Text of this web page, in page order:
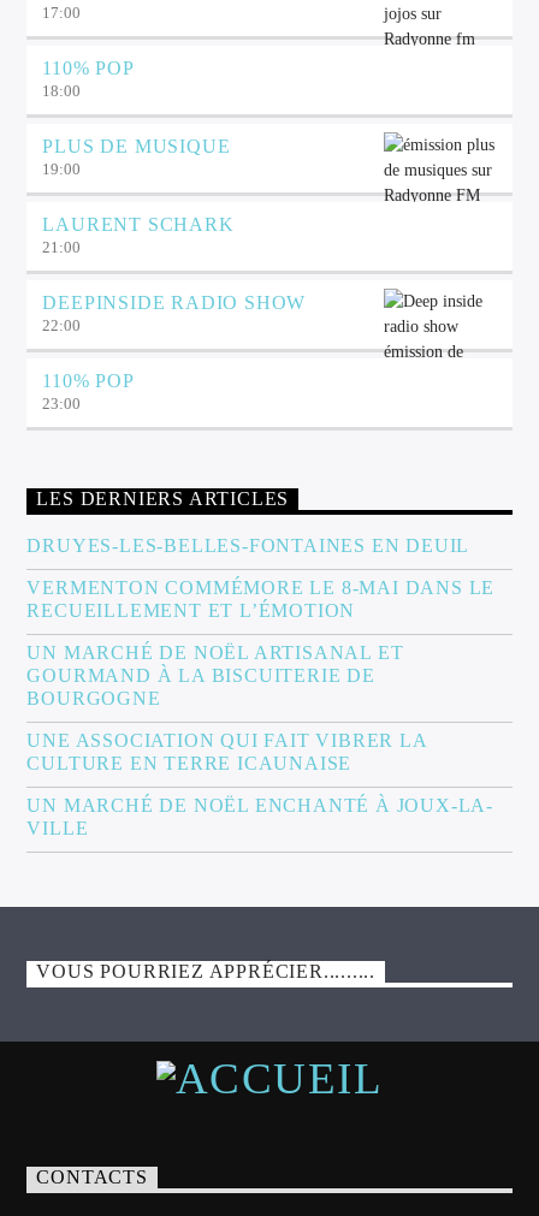
17:00
110% POP
18:00
PLUS DE MUSIQUE
19:00
LAURENT SCHARK
21:00
DEEPINSIDE RADIO SHOW
22:00
110% POP
23:00
LES DERNIERS ARTICLES
DRUYES-LES-BELLES-FONTAINES EN DEUIL
VERMENTON COMMÉMORE LE 8-MAI DANS LE
RECUEILLEMENT ET L’ÉMOTION
UN MARCHÉ DE NOËL ARTISANAL ET
GOURMAND À LA BISCUITERIE DE
BOURGOGNE
UNE ASSOCIATION QUI FAIT VIBRER LA
CULTURE EN TERRE ICAUNAISE
UN MARCHÉ DE NOËL ENCHANTÉ À JOUX-LA-
VILLE
VOUS POURRIEZ APPRÉCIER.........
CONTACTS